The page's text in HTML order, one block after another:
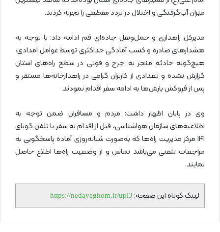
میزان آب‌گرفتگی و اختلال در تردد مقطعی را تجربه کردند.
مدیرکل راهداری و حمل‌ونقل جاده‌ای قم ادامه داد: با توجه به
هشدارهای صادره و کسب آمادگی حداکثری توسط عوامل امدادی،
هیچ‌گونه حادثه منجر به جرح و فوتی در سطح راه‌های استان
گزارش نشده و تعدادی از کاربران گرامی در راهدارخانه‌ها مستقر و
پس از فروکش بارش‌ها به ادامه سفر اقدام نمودند.
وی در پایان اظهار داشت: مردم و مسافران ضمن توجه به
اطلاعیه‌های سازمان هواشناسی، قبل از اقدام به سفر با تلفن گویای
۱۴۱ مرکز مدیریت راه‌ها که به‌صورت شبانه‌روزی آماده پاسخگویی به
مراجعات تلفنی می‌باشد تماس و از وضعیت راه‌ها اطلاع حاصل
نمایند.
لینک کوتاه این صفحه: https://nedayeghom.ir/upl3